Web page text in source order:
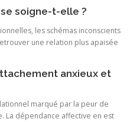
soigne-t-elle ?
les schémas inconscients
une relation plus apaisée
anxieux et
marqué par la peur de
La dépendance affective en est